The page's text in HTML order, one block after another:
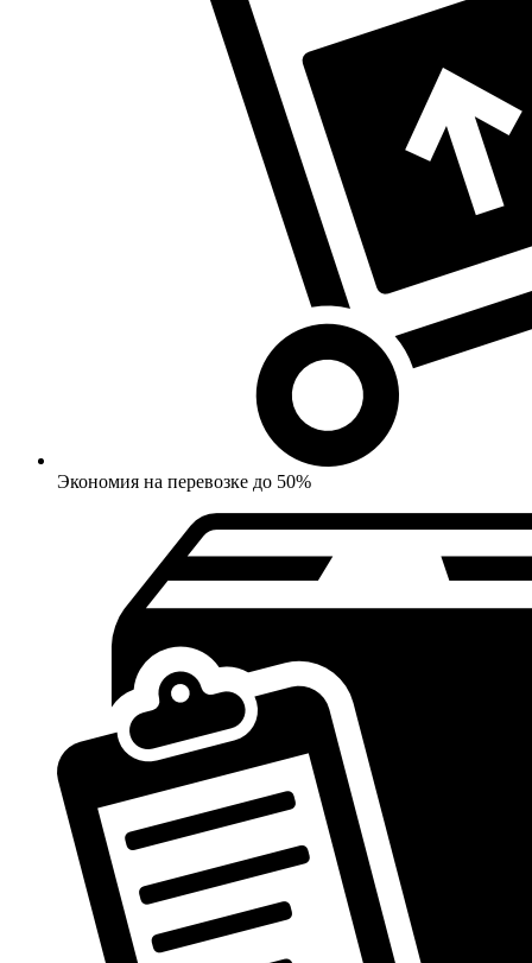
Экономия на перевозке до 50%